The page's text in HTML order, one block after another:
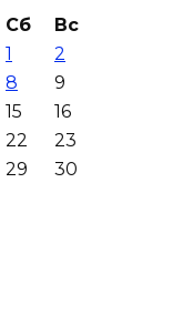
Сб
Вс
1
2
8
9
15
16
22
23
29
30